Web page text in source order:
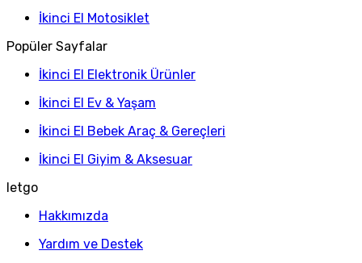
İkinci El Motosiklet
Popüler Sayfalar
İkinci El Elektronik Ürünler
İkinci El Ev & Yaşam
İkinci El Bebek Araç & Gereçleri
İkinci El Giyim & Aksesuar
letgo
Hakkımızda
Yardım ve Destek